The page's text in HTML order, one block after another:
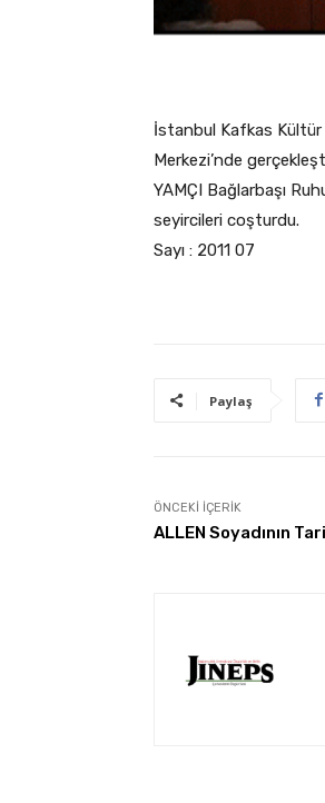
İstanbul Kafkas Kültür
Merkezi’nde
YAMÇI Bağlarbaşı
seyircileri coşturdu.
Sayı : 2011 07
Paylaş
ÖNCEKI İÇERIK
ALLEN Soyadının